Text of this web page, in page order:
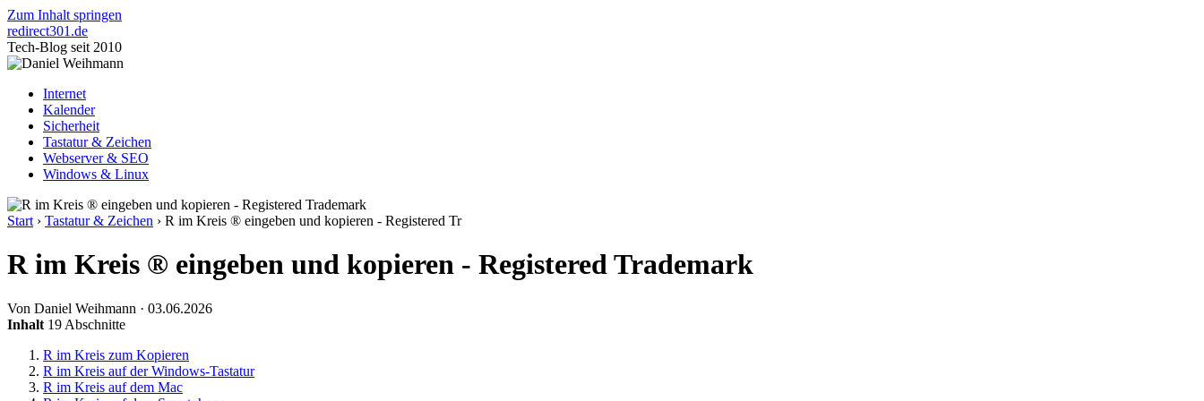
Zum Inhalt springen
redirect301 .de
Tech-Blog seit 2010
Internet
Kalender
Sicherheit
Tastatur & Zeichen
Webserver & SEO
Windows & Linux
Start › Tastatur & Zeichen › R im Kreis ® eingeben und kopieren - Registered Tr
R im Kreis ® eingeben und kopieren - Registered Trademark
Von Daniel Weihmann · 03.06.2026
Inhalt 19 Abschnitte
R im Kreis zum Kopieren
R im Kreis auf der Windows-Tastatur
R im Kreis auf dem Mac